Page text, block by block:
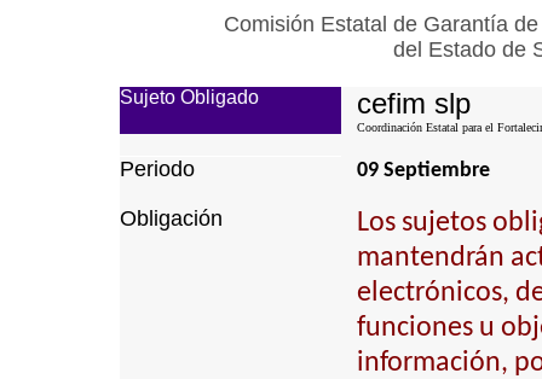
Comisión Estatal de Garantía
del Estado de
Sujeto Obligado cefim slp
Coordinación Estatal para el
Periodo 09 Septiembre
Obligación
Los sujetos
mantendrán
electrónicos,
funciones u
información,